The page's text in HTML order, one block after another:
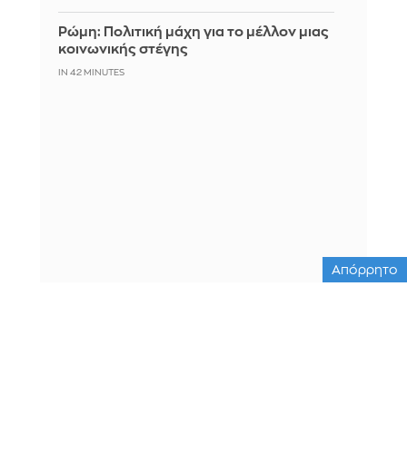
Ρώμη: Πολιτική μάχη για το μέλλον μιας
κοινωνικής στέγης
IN 42 MINUTES
Απόρρητο